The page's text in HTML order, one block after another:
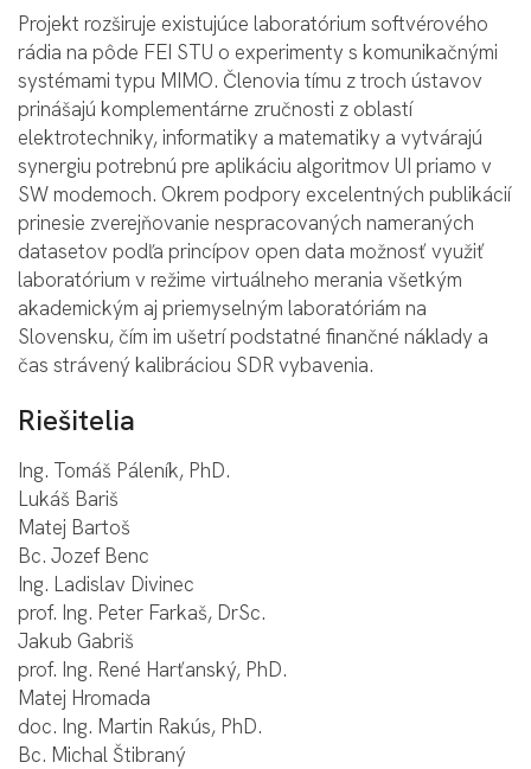
Projekt rozširuje existujúce laboratórium softvérového
rádia na pôde FEI STU o experimenty s komunikačnými
systémami typu MIMO. Členovia tímu z troch ústavov
prinášajú komplementárne zručnosti z oblastí
elektrotechniky, informatiky a matematiky a vytvárajú
synergiu potrebnú pre aplikáciu algoritmov UI priamo v
SW modemoch. Okrem podpory excelentných publikácií
prinesie zverejňovanie nespracovaných nameraných
datasetov podľa princípov open data možnosť využiť
laboratórium v režime virtuálneho merania všetkým
akademickým aj priemyselným laboratóriám na
Slovensku, čím im ušetrí podstatné finančné náklady a
čas strávený kalibráciou SDR vybavenia.
Riešitelia
Ing. Tomáš Páleník, PhD.
Lukáš Bariš
Matej Bartoš
Bc. Jozef Benc
Ing. Ladislav Divinec
prof. Ing. Peter Farkaš, DrSc.
Jakub Gabriš
prof. Ing. René Harťanský, PhD.
Matej Hromada
doc. Ing. Martin Rakús, PhD.
Bc. Michal Štibraný